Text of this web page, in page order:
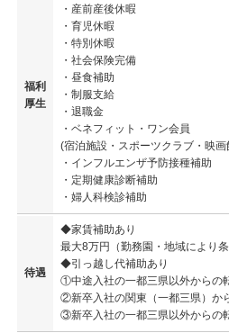
福利
厚生
・産前産後休暇
・育児休暇
・特別休暇
・社会保険完備
・昼食補助
・制服支給
・退職金
・ベネフィット・ワン会員
(宿泊施設・スポーツクラブ・映
・インフルエンザ予防接種補助
・定期健康診断補助
・婦人科検診補助
待遇
◆家賃補助あり
最大8万円（勤務園・地域により
◆引っ越し代補助あり
①中途入社の一都三県以外からの
②新卒入社の関東（一都三県）か
③新卒入社の一都三県以外からの